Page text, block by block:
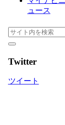
ュース
Twitter
ツイート